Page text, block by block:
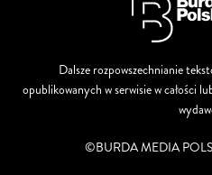
Dalsze rozpowszechnianie
opublikowanych w serwisie w całości
©BURDA MEDIA